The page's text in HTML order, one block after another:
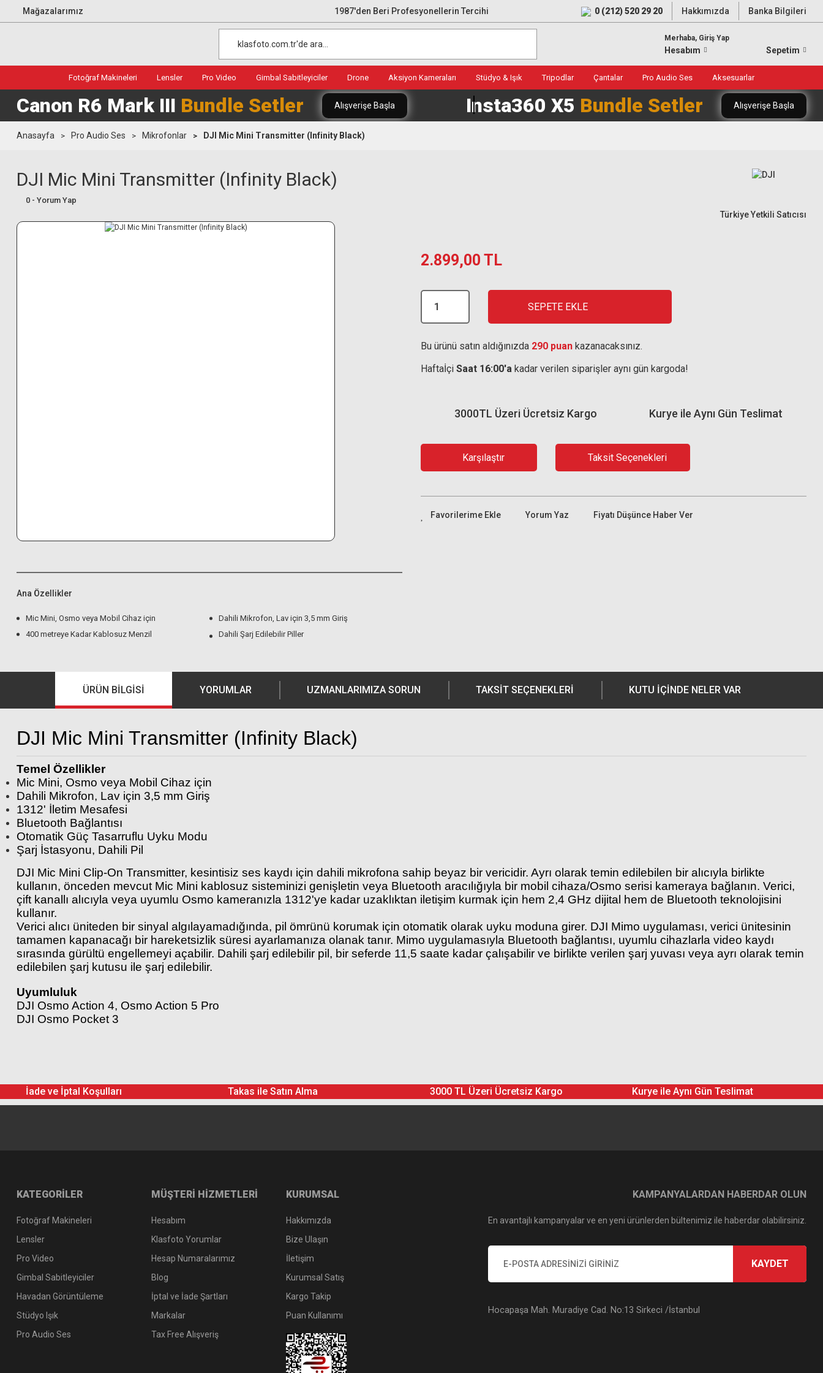
Mağazalarımız 1987'den Beri Profesyonellerin Tercihi 0 (212) 520 29 20 Hakkımızda Banka Bilgileri
Merhaba, Giriş Yap
Hesabım Sepetim
Fotoğraf Makineleri Lensler Pro Video Gimbal Sabitleyiciler Drone Aksiyon Kameraları Stüdyo & Işık Tripodlar Çantalar Pro Audio Ses Aksesuarlar
Canon R6 Mark III Bundle Setler Alışverişe Başla Insta360 X5 Bundle Setler Alışverişe Başla
Anasayfa Pro Audio Ses Mikrofonlar DJI Mic Mini Transmitter (Infinity Black)
DJI Mic Mini Transmitter (Infinity Black)
0 - Yorum Yap
Türkiye Yetkili Satıcısı
Ana Özellikler
Mic Mini, Osmo veya Mobil Cihaz için
Dahili Mikrofon, Lav için 3,5 mm Giriş
400 metreye Kadar Kablosuz Menzil
Dahili Şarj Edilebilir Piller
2.899,00 TL
SEPETE EKLE
Bu ürünü satın aldığınızda 290 puan kazanacaksınız.
Haftaİçi Saat 16:00'a kadar verilen siparişler aynı gün kargoda!
Kurye ile Aynı Gün Teslimat
3000TL Üzeri Ücretsiz Kargo
Karşılaştır Taksit Seçenekleri
Yorum Yaz Fiyatı Düşünce Haber Ver
ÜRÜN BILGISI YORUMLAR UZMANLARIMIZA SORUN TAKSIT SEÇENEKLERI KUTU İÇİNDE NELER VAR
DJI Mic Mini Transmitter (Infinity Black)
Temel Özellikler
Mic Mini, Osmo veya Mobil Cihaz için
Dahili Mikrofon, Lav için 3,5 mm Giriş
1312' İletim Mesafesi
Bluetooth Bağlantısı
Otomatik Güç Tasarruflu Uyku Modu
Şarj İstasyonu, Dahili Pil
DJI Mic Mini Clip-On Transmitter, kesintisiz ses kaydı için dahili mikrofona sahip beyaz bir vericidir. Ayrı olarak temin edilebilen bir alıcıyla birlikte
kullanın, önceden mevcut Mic Mini kablosuz sisteminizi genişletin veya Bluetooth aracılığıyla bir mobil cihaza/Osmo serisi kameraya bağlanın. Verici,
çift kanallı alıcıyla veya uyumlu Osmo kameranızla 1312'ye kadar uzaklıktan iletişim kurmak için hem 2,4 GHz dijital hem de Bluetooth teknolojisini
kullanır.
Verici alıcı üniteden bir sinyal algılayamadığında, pil ömrünü korumak için otomatik olarak uyku moduna girer. DJI Mimo uygulaması, verici ünitesinin
tamamen kapanacağı bir hareketsizlik süresi ayarlamanıza olanak tanır. Mimo uygulamasıyla Bluetooth bağlantısı, uyumlu cihazlarla video kaydı
sırasında gürültü engellemeyi açabilir. Dahili şarj edilebilir pil, bir seferde 11,5 saate kadar çalışabilir ve birlikte verilen şarj yuvası veya ayrı olarak temin
edilebilen şarj kutusu ile şarj edilebilir.
Uyumluluk
DJI Osmo Action 4, Osmo Action 5 Pro
DJI Osmo Pocket 3
Charging Dock ((Infinity Black))
İade ve İptal Koşulları Takas ile Satın Alma 3000 TL Üzeri Ücretsiz Kargo Kurye ile Aynı Gün Teslimat
KATEGORİLER
Fotoğraf Makineleri
Lensler
Pro Video
Gimbal Sabitleyiciler
Havadan Görüntüleme
Stüdyo Işık
Pro Audio Ses
MÜŞTERİ HİZMETLERİ
Hesabım
Klasfoto Yorumlar
Hesap Numaralarımız
Blog
İptal ve İade Şartları
Markalar
Tax Free Alışveriş
KURUMSAL
Hakkımızda
Bize Ulaşın
İletişim
Kurumsal Satış
Kargo Takip
Puan Kullanımı
KAMPANYALARDAN HABERDAR OLUN
En avantajlı kampanyalar ve en yeni ürünlerden bültenimiz ile haberdar olabilirsiniz.
KAYDET
Hocapaşa Mah. Muradiye Cad. No:13 Sirkeci /İstanbul